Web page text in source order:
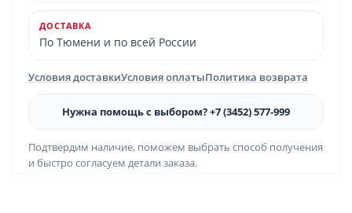
ДОСТАВКА
По Тюмени и по всей России
Условия доставкиУсловия оплатыПолитика возврата
Нужна помощь с выбором? +7 (3452) 577-999
Подтвердим наличие, поможем выбрать способ получения
и быстро согласуем детали заказа.